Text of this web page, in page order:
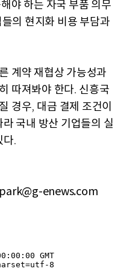
야 하는 자국 부품 의무
의 현지화 비용 부담과
계약 재협상 가능성과
따져봐야 한다. 신흥국
경우, 대금 결제 조건이
국내 방산 기업들의 실
다.
park@g-enews.com